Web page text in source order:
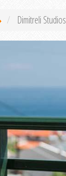
Dimitreli Studios